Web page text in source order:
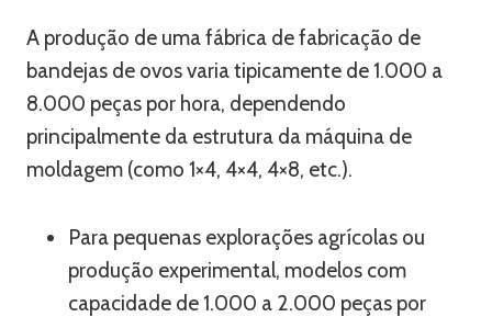
A produção de uma fábrica de fabricação de
bandejas de ovos varia tipicamente de 1.000 a
8.000 peças por hora, dependendo
principalmente da estrutura da máquina de
moldagem (como 1×4, 4×4, 4×8, etc.).
Para pequenas explorações agrícolas ou
produção experimental, modelos com
capacidade de 1.000 a 2.000 peças por